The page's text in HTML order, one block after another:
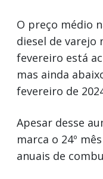
O preço médio
diesel de varejo
fevereiro está
mas ainda
fevereiro de
Apesar desse
marca o 24º
anuais de